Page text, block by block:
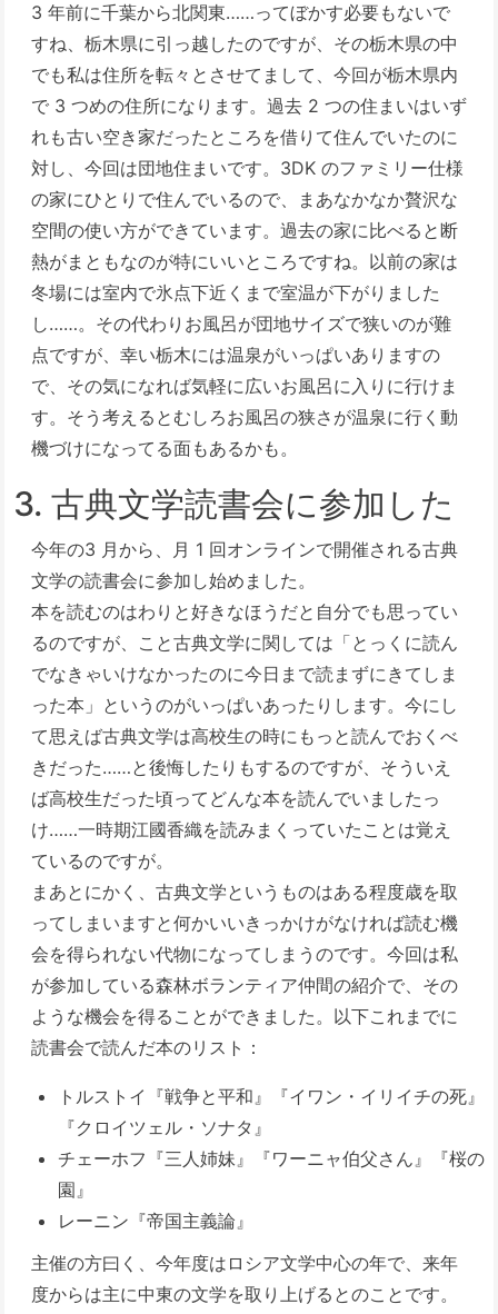
3 年前に千葉から北関東……ってぼかす必要もないで
すね、栃木県に引っ越したのですが、その栃木県の中
でも私は住所を転々とさせてまして、今回が栃木県内
で 3 つめの住所になります。過去 2 つの住まいはいず
れも古い空き家だったところを借りて住んでいたのに
対し、今回は団地住まいです。3DK のファミリー仕様
の家にひとりで住んでいるので、まあなかなか贅沢な
空間の使い方ができています。過去の家に比べると断
熱がまともなのが特にいいところですね。以前の家は
冬場には室内で氷点下近くまで室温が下がりました
し……。その代わりお風呂が団地サイズで狭いのが難
点ですが、幸い栃木には温泉がいっぱいありますの
で、その気になれば気軽に広いお風呂に入りに行けま
す。そう考えるとむしろお風呂の狭さが温泉に行く動
機づけになってる面もあるかも。
3. 古典文学読書会に参加した
今年の3 月から、月 1 回オンラインで開催される古典
文学の読書会に参加し始めました。
本を読むのはわりと好きなほうだと自分でも思ってい
るのですが、こと古典文学に関しては「とっくに読ん
でなきゃいけなかったのに今日まで読まずにきてしま
った本」というのがいっぱいあったりします。今にし
て思えば古典文学は高校生の時にもっと読んでおくべ
きだった……と後悔したりもするのですが、そういえ
ば高校生だった頃ってどんな本を読んでいましたっ
け……一時期江國香織を読みまくっていたことは覚え
ているのですが。
まあとにかく、古典文学というものはある程度歳を取
ってしまいますと何かいいきっかけがなければ読む機
会を得られない代物になってしまうのです。今回は私
が参加している森林ボランティア仲間の紹介で、その
ような機会を得ることができました。以下これまでに
読書会で読んだ本のリスト：
トルストイ『戦争と平和』『イワン・イリイチの死』
『クロイツェル・ソナタ』
チェーホフ『三人姉妹』『ワーニャ伯父さん』『桜の
園』
レーニン『帝国主義論』
主催の方曰く、今年度はロシア文学中心の年で、来年
度からは主に中東の文学を取り上げるとのことです。